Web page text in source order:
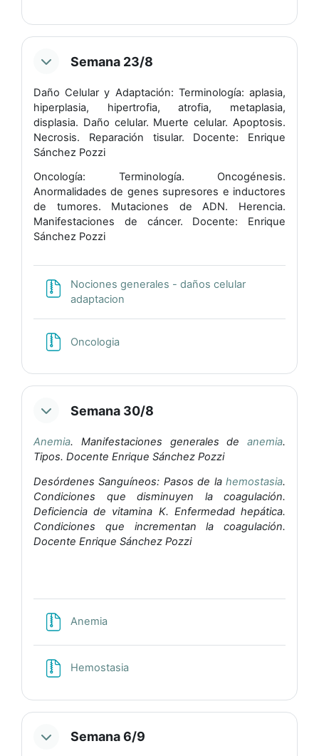
Semana 23/8
Daño Celular y Adaptación: Terminología: aplasia,
hiperplasia, hipertrofia, atrofia, metaplasia,
displasia. Daño celular. Muerte celular. Apoptosis.
Necrosis. Reparación tisular. Docente: Enrique
Sánchez Pozzi
Oncología: Terminología. Oncogénesis.
Anormalidades de genes supresores e inductores
de tumores. Mutaciones de ADN. Herencia.
Manifestaciones de cáncer. Docente: Enrique
Sánchez Pozzi
Nociones generales - daños celular
adaptacion
Oncologia
Semana 30/8
Anemia. Manifestaciones generales de anemia.
Tipos. Docente Enrique Sánchez Pozzi
Desórdenes Sanguíneos: Pasos de la hemostasia.
Condiciones que disminuyen la coagulación.
Deficiencia de vitamina K. Enfermedad hepática.
Condiciones que incrementan la coagulación.
Docente Enrique Sánchez Pozzi
Anemia
Hemostasia
Semana 6/9